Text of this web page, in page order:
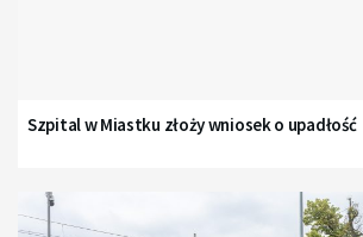
Szpital w Miastku złoży wniosek o upadłość